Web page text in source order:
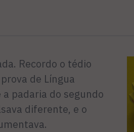
Recordo o tédio
de Língua
padaria do segundo
diferente, e o